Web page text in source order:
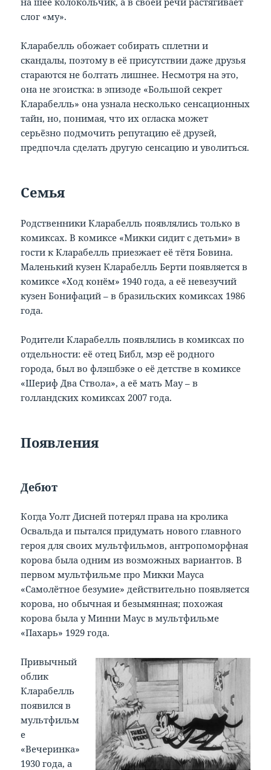
слог «му».
Кларабелль обожает собирать сплетни и
скандалы, поэтому в её присутствии даже друзья
стараются не болтать лишнее. Несмотря на это,
она не эгоистка: в эпизоде «Большой секрет
Кларабелль» она узнала несколько сенсационных
тайн, но, понимая, что их огласка может
серьёзно подмочить репутацию её друзей,
предпочла сделать другую сенсацию и уволиться.
Семья
Родственники Кларабелль появлялись только в
комиксах. В комиксе «Микки сидит с детьми» в
гости к Кларабелль приезжает её тётя Бовина.
Маленький кузен Кларабелль Берти появляется в
комиксе «Ход конём» 1940 года, а её невезучий
кузен Бонифаций – в бразильских комиксах 1986
года.
Родители Кларабелль появлялись в комиксах по
отдельности: её отец Библ, мэр её родного
города, был во флэшбэке о её детстве в комиксе
«Шериф Два Ствола», а её мать Мау – в
голландских комиксах 2007 года.
Появления
Дебют
Когда Уолт Дисней потерял права на кролика
Освальда и пытался придумать нового главного
героя для своих мультфильмов, антропоморфная
корова была одним из возможных вариантов. В
первом мультфильме про Микки Мауса
«Самолётное безумие» действительно появляется
корова, но обычная и безымянная; похожая
корова была у Минни Маус в мультфильме
«Пахарь» 1929 года.
Привычный
облик
Кларабелль
появился в
мультфильм
е
«Вечеринка»
1930 года, а